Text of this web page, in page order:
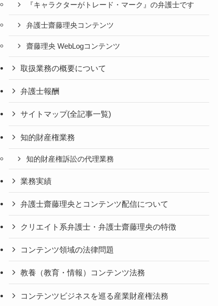
『キャラクターがトレード・マーク』の弁護士です
弁護士齋藤理央コンテンツ
齋藤理央 WebLogコンテンツ
取扱業務の概要について
弁護士報酬
サイトマップ(全記事一覧)
知的財産権業務
知的財産権訴訟の代理業務
業務実績
弁護士齋藤理央とコンテンツ配信について
クリエイト系弁護士・弁護士齋藤理央の特徴
コンテンツ領域の法律問題
教養（教育・情報）コンテンツ法務
コンテンツビジネスを巡る産業財産権法務